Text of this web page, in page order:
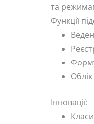
та
Функції
Інновації: